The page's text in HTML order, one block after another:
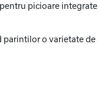
picioare
o varietate